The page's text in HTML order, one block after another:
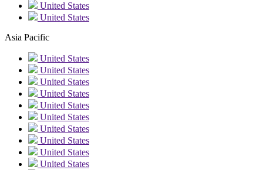
United States
United States
Asia Pacific
United States
United States
United States
United States
United States
United States
United States
United States
United States
United States